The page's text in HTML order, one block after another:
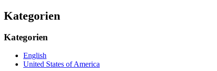
Kategorien
Kategorien
English
United States of America